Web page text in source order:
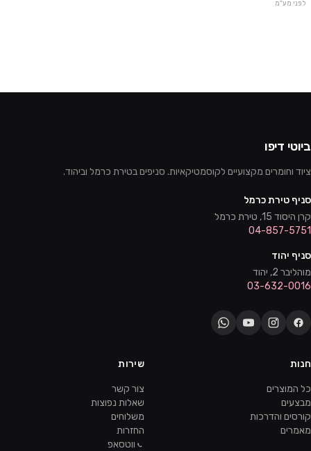
לפני מע"מ
ביוטי דיפו
ציוד וחומרים מקצועיים לקוסמטיקאיות. סניפים בטירת כרמל וביהוד.
סניף טירת כרמל
קרן היסוד 15, טירת כרמל
04-857-5751
סניף יהוד
מוהליבר 2, יהוד
03-632-0016
חנות
כל המוצרים
מבצעים
קורסים והדרכות
מאמרים
שירות
צור קשר
שאלות נפוצות
משלוחים
החזרות
ווטסאפ